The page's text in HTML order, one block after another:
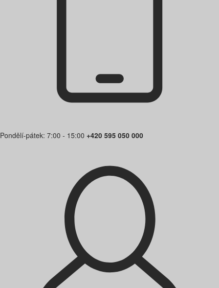
Pondělí-pátek: 7:00 - 15:00 +420 595 050 000